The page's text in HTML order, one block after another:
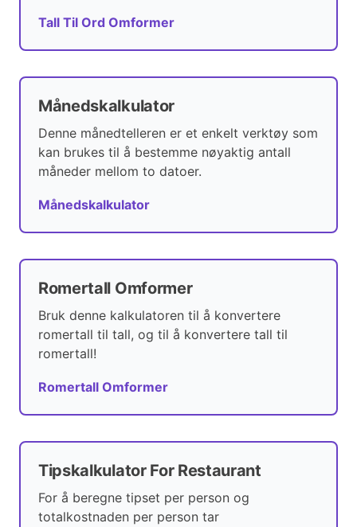
Tall Til Ord Omformer
Månedskalkulator
Denne månedtelleren er et enkelt verktøy som
kan brukes til å bestemme nøyaktig antall
måneder mellom to datoer.
Månedskalkulator
Romertall Omformer
Bruk denne kalkulatoren til å konvertere
romertall til tall, og til å konvertere tall til
romertall!
Romertall Omformer
Tipskalkulator For Restaurant
For å beregne tipset per person og
totalkostnaden per person tar